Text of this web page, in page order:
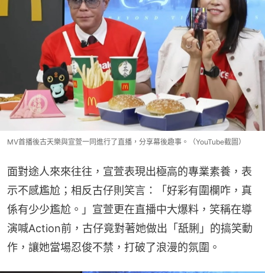
MV首播後古天樂與宣萱一同進行了直播，分享幕後趣事。（YouTube截圖）
面對途人來來往往，宣萱表現出極高的專業素養，表
示不感尷尬；相反古仔則笑言：「好彩有圍欄咋，真
係有少少尷尬。」宣萱更在直播中大爆料，笑稱在導
演喊Action前，古仔竟對著她做出「舐脷」的搞笑動
作，讓她當場忍俊不禁，打破了浪漫的氛圍。